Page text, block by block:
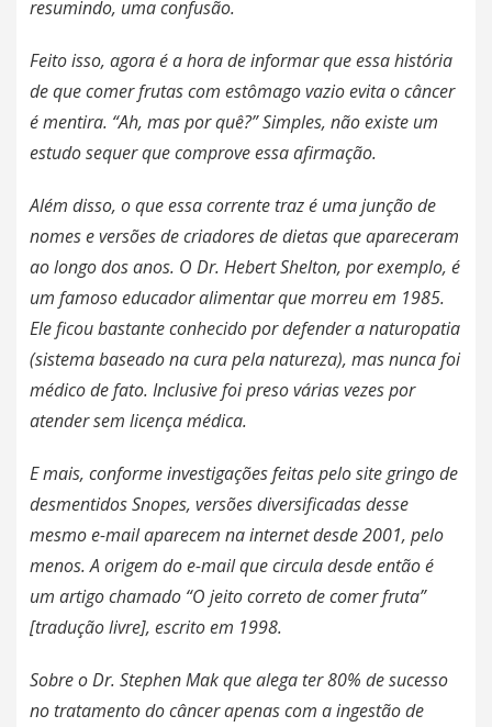
resumindo, uma confusão.
Feito isso, agora é a hora de informar que essa história
de que comer frutas com estômago vazio evita o câncer
é mentira. “Ah, mas por quê?” Simples, não existe um
estudo sequer que comprove essa afirmação.
Além disso, o que essa corrente traz é uma junção de
nomes e versões de criadores de dietas que apareceram
ao longo dos anos. O Dr. Hebert Shelton, por exemplo, é
um famoso educador alimentar que morreu em 1985.
Ele ficou bastante conhecido por defender a naturopatia
(sistema baseado na cura pela natureza), mas nunca foi
médico de fato. Inclusive foi preso várias vezes por
atender sem licença médica.
E mais, conforme investigações feitas pelo site gringo de
desmentidos Snopes, versões diversificadas desse
mesmo e-mail aparecem na internet desde 2001, pelo
menos. A origem do e-mail que circula desde então é
um artigo chamado “O jeito correto de comer fruta”
[tradução livre], escrito em 1998.
Sobre o Dr. Stephen Mak que alega ter 80% de sucesso
no tratamento do câncer apenas com a ingestão de